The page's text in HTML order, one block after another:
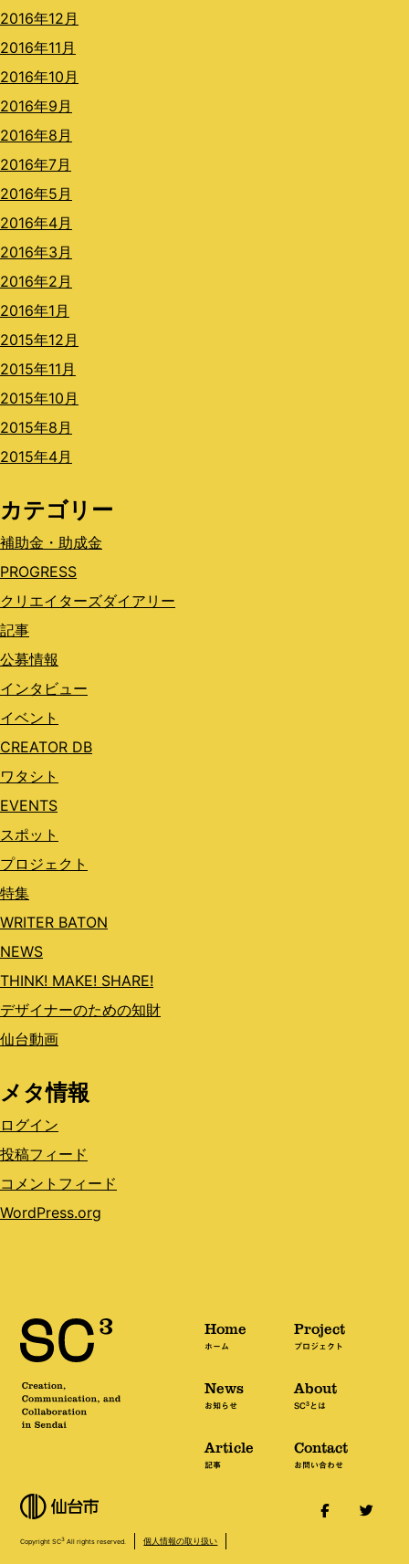
2016年12月
2016年11月
2016年10月
2016年9月
2016年8月
2016年7月
2016年5月
2016年4月
2016年3月
2016年2月
2016年1月
2015年12月
2015年11月
2015年10月
2015年8月
2015年4月
カテゴリー
補助金・助成金
PROGRESS
クリエイターズダイアリー
記事
公募情報
インタビュー
イベント
CREATOR DB
ワタシト
EVENTS
スポット
プロジェクト
特集
WRITER BATON
NEWS
THINK! MAKE! SHARE!
デザイナーのための知財
仙台動画
メタ情報
ログイン
投稿フィード
コメントフィード
WordPress.org
Home
ホーム
News
お知らせ
Article
記事
Project
プロジェクト
About
SC3とは
Contact
お問い合わせ
Copyright SC3 All rights reserved. 個人情報の取り扱い